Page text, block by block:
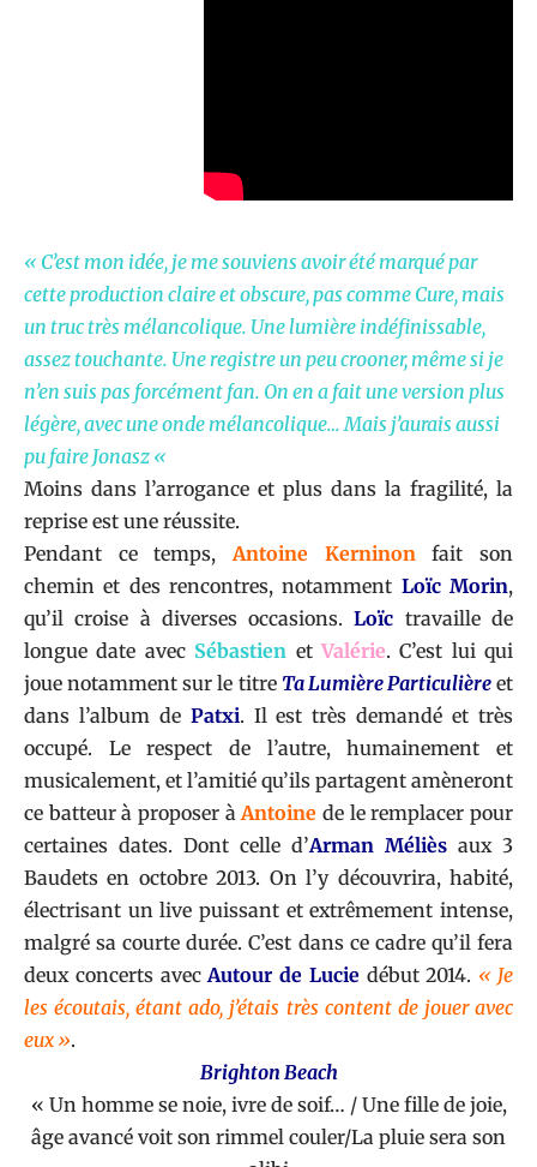
« C’est mon idée, je me souviens avoir été marqué par
cette production claire et obscure, pas comme Cure, mais
un truc très mélancolique. Une lumière indéfinissable,
assez touchante. Une registre un peu crooner, même si je
n’en suis pas forcément fan. On en a fait une version plus
légère, avec une onde mélancolique… Mais j’aurais aussi
pu faire Jonasz «
Moins dans l’arrogance et plus dans la fragilité, la
reprise est une réussite.
Pendant ce temps, Antoine Kerninon fait son
chemin et des rencontres, notamment Loïc Morin,
qu’il croise à diverses occasions.Loïc travaille de
longue date avec Sébastien etValérie. C’est lui qui
joue notamment sur le titre Ta Lumière Particulièreet
dans l’album de Patxi. Il est très demandé et très
occupé. Le respect de l’autre, humainement et
musicalement, et l’amitié qu’ils partagent amèneront
ce batteur à proposer àAntoine de le remplacer pour
certaines dates. Dont celle d’Arman Méliès aux 3
Baudets en octobre 2013. On l’y découvrira, habité,
électrisant un live puissant et extrêmement intense,
malgré sa courte durée. C’est dans ce cadre qu’il fera
deux concerts avecAutour de Luciedébut 2014. « Je
les écoutais, étant ado, j’étais très content de jouer avec
eux ».
Brighton Beach
« Un homme se noie, ivre de soif… / Une fille de joie,
âge avancé voit son rimmel couler/La pluie sera son